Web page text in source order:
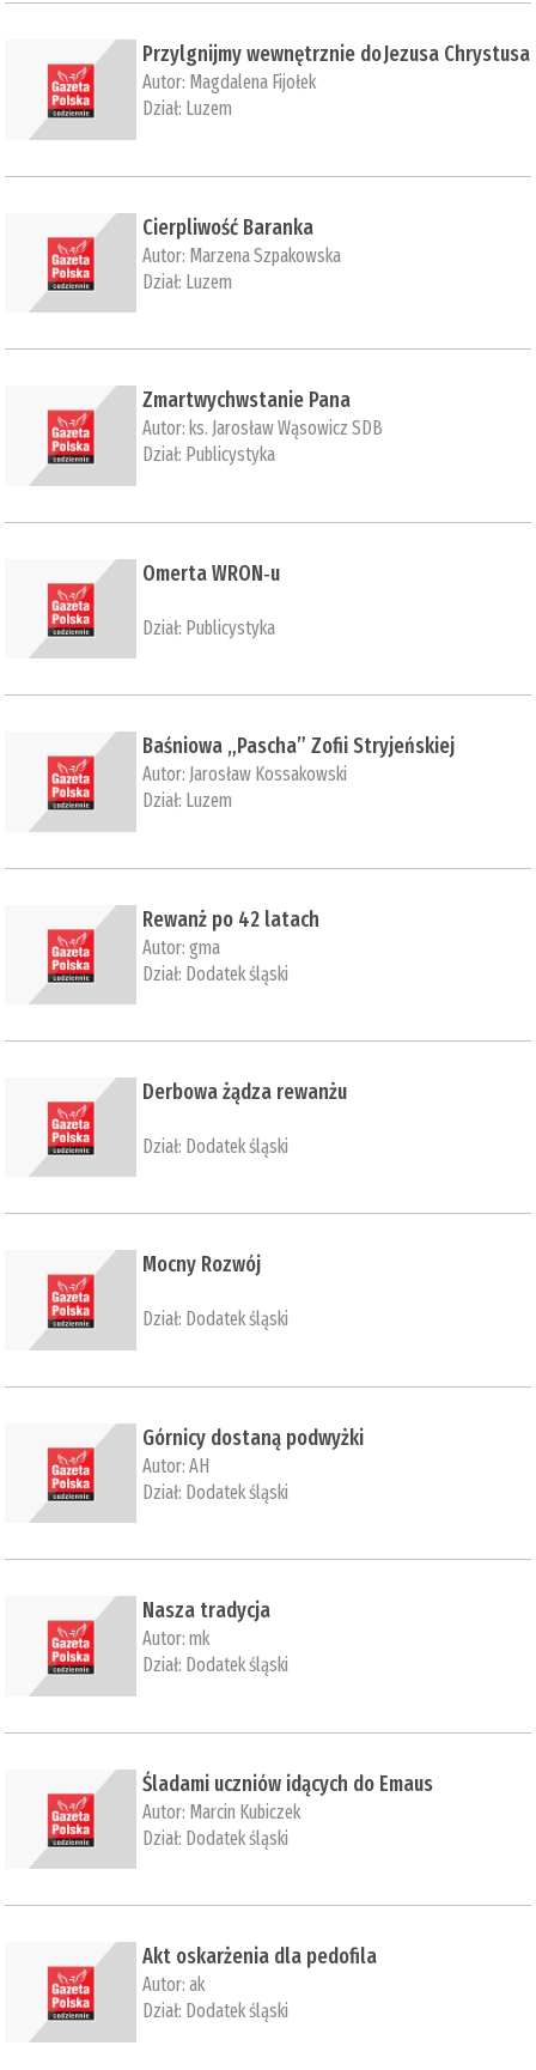
Przylgnijmy wewnętrznie do Jezusa Chrystusa
Autor: Magdalena Fijołek
Dział: Luzem
Cierpliwość Baranka
Autor: Marzena Szpakowska
Dział: Luzem
Zmartwychwstanie Pana
Autor: ks. Jarosław Wąsowicz SDB
Dział: Publicystyka
Omerta WRON‑u
Dział: Publicystyka
Baśniowa „Pascha” Zofii Stryjeńskiej
Autor: Jarosław Kossakowski
Dział: Luzem
​Rewanż po 42 latach
Autor:gma
Dział: Dodatek śląski
Derbowa żądza rewanżu
Dział: Dodatek śląski
​Mocny Rozwój
Dział: Dodatek śląski
Górnicy dostaną podwyżki
Autor:AH
Dział: Dodatek śląski
Nasza tradycja
Autor:mk
Dział: Dodatek śląski
Śladami uczniów idących do Emaus
Autor: Marcin Kubiczek
Dział: Dodatek śląski
​Akt oskarżenia dla pedofila
Autor:ak
Dział: Dodatek śląski